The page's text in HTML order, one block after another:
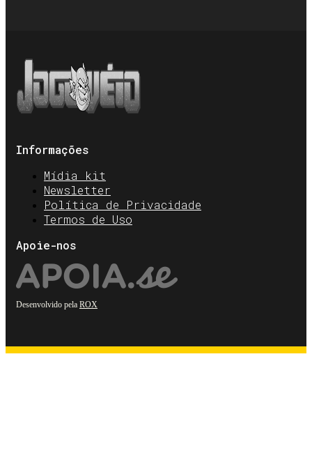
Informações
Mídia kit
Newsletter
Política de Privacidade
Termos de Uso
Apoie-nos
Desenvolvido pela ROX